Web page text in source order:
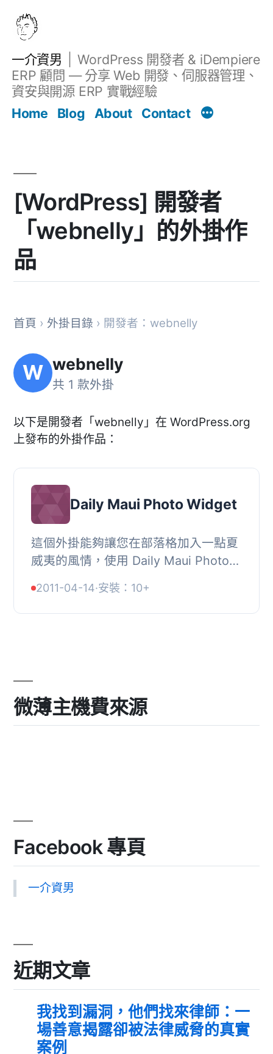
一介資男
WordPress 開發者 & iDempiere
ERP 顧問 — 分享 Web 開發、伺服器管理、
資安與開源 ERP 實戰經驗
Home
Blog About Contact
[WordPress] 開發者
「webnelly」的外掛作
品
首頁 › 外掛目錄 › 開發者：webnelly
W webnelly
共 1 款外掛
以下是開發者「webnelly」在 WordPress.org
上發布的外掛作品：
Daily Maui Photo Widget
這個外掛能夠讓您在部落格加入一點夏
威夷的風情，使用 Daily Maui Photo
風格，以找到適合您部落格設計的款
式。, 目前這...
2011-04-14·安裝：10+
微薄主機費來源
Facebook 專頁
一介資男
近期文章
我找到漏洞，他們找來律師：一
場善意揭露卻被法律威脅的真實
案例
文章 Filter